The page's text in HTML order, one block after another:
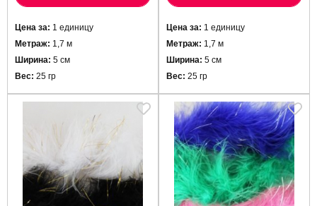
Цена за: 1 единицу
Метраж: 1,7 м
Ширина: 5 см
Вес: 25 гр
Цена за: 1 единицу
Метраж: 1,7 м
Ширина: 5 см
Вес: 25 гр